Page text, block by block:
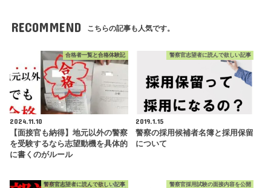
RECOMMEND こちらの記事も人気です。
合格者一覧と合格体験記
2024.11.10
【面接官も納得】地元以外の警察
を受験するなら志望動機を具体的
に書くのがルール
警察官志望者に読んで欲しい記事
2019.1.15
警察の採用候補者名簿と採用保留
について
警察官志望者に読んで欲しい記事 警察官採用試験の面接内容を公開